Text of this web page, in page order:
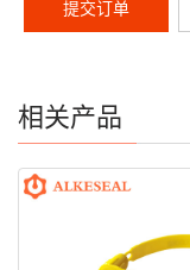
提交订单
相关产品